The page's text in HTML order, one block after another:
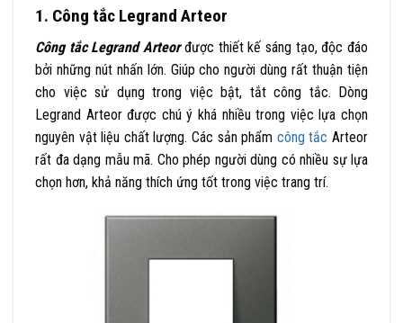
1. Công tắc Legrand Arteor
Công tắc Legrand Arteorđược thiết kế sáng tạo, độc đáo
bởi những nút nhấn lớn. Giúp cho người dùng rất thuận tiện
cho việc sử dụng trong việc bật, tắt công tắc. Dòng
Legrand Arteor được chú ý khá nhiều trong việc lựa chọn
nguyên vật liệu chất lượng. Các sản phẩm công tắc Arteor
rất đa dạng mẫu mã. Cho phép người dùng có nhiều sự lựa
chọn hơn, khả năng thích ứng tốt trong việc trang trí.